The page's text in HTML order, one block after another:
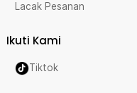
Lacak Pesanan
Ikuti Kami
Tiktok